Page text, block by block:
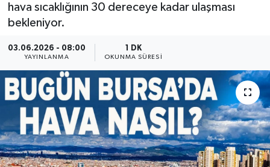
hava sıcaklığının 30 dereceye kadar ulaşması
bekleniyor.
03.06.2026 - 08:00
YAYINLANMA
1 DK
OKUNMA SÜRESI